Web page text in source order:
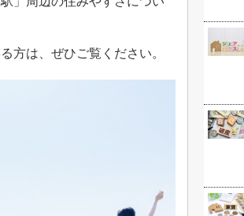
方は、ぜひご覧ください。